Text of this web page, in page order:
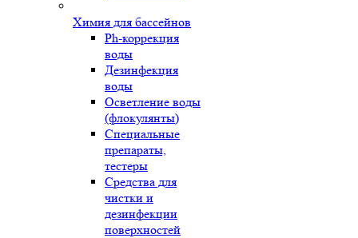
Химия для бассейнов
Ph-коррекция
воды
Дезинфекция
воды
Осветление воды
(флокулянты)
Специальные
препараты,
тестеры
Средства для
чистки и
дезинфекции
поверхностей